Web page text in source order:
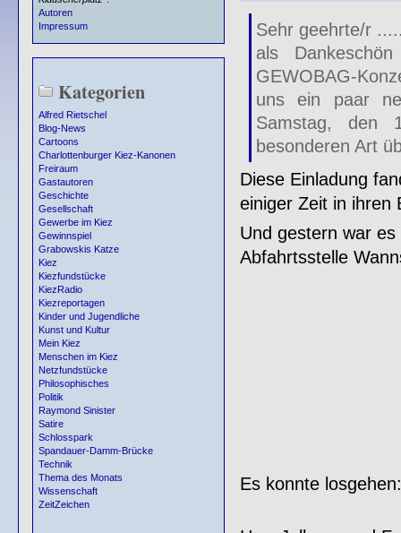
Autoren
Impressum
Kategorien
Alfred Rietschel
Blog-News
Cartoons
Charlottenburger Kiez-Kanonen
Freiraum
Gastautoren
Geschichte
Gesellschaft
Gewerbe im Kiez
Gewinnspiel
Grabowskis Katze
Kiez
Kiezfundstücke
KiezRadio
Kiezreportagen
Kinder und Jugendliche
Kunst und Kultur
Mein Kiez
Menschen im Kiez
Netzfundstücke
Philosophisches
Politik
Raymond Sinister
Satire
Schlosspark
Spandauer-Damm-Brücke
Technik
Thema des Monats
Wissenschaft
ZeitZeichen
Sehr geehrte/r
als
GEWOBAG-
uns ein paar
Samstag, den
besonderen Art
Diese Einladung
einiger Zeit in ihren
Und gestern war
Abfahrtsstelle
Es konnte losgehen: